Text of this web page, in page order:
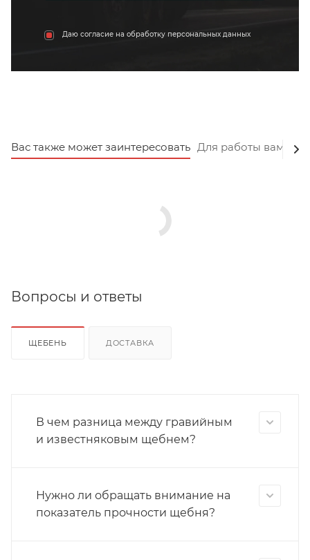
Даю согласие на обработку персональных данных
Вас также может заинтересовать Для работы вам
Вопросы и ответы
ЩЕБЕНЬ ДОСТАВКА
В чем разница между гравийным
и известняковым щебнем?
Нужно ли обращать внимание на
показатель прочности щебня?